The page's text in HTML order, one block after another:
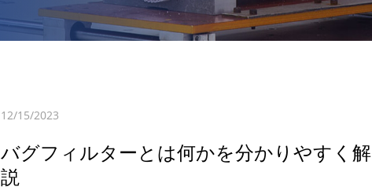
12/15/2023
バグフィルターとは何かを分かりやすく解
説